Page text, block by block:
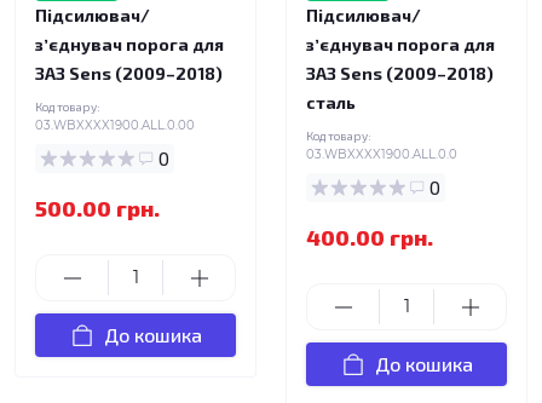
Підсилювач/
зʼєднувач порога для
ЗАЗ Sens (2009–2018)
Код товару:
03.WBXXXX1900.ALL.0.00
0
500.00 грн.
До кошика
Підсилювач/
зʼєднувач порога для
ЗАЗ Sens (2009–2018)
сталь
Код товару:
03.WBXXXX1900.ALL.0.0
0
400.00 грн.
До кошика